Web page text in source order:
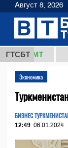
ГТСБТ
ТМТ
Экономика
БИЗНЕС
12:49 06.01.2024
Август 8, 2026